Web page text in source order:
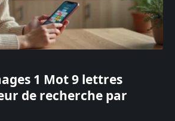
1 Mot 9 lettres
de recherche par